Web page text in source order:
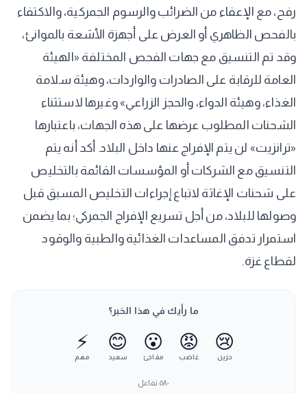
رفح، مع الإعفاء من الضرائب والرسوم الجمركية، والاكتفاء
بالفحص الظاهري أو العرض على أجهزة الأشعة بالموانئ،
وقد تم التنسيق مع جهات الفحص المختلفة «الهيئة
العامة للرقابة على الصادرات والواردات، وهيئة سلامة
الغذاء، وهيئة الدواء، والحجز الزراعي» وغيرها لاستثناء
الشحنات المطلوب عرضها على هذه الجهات، باعتبارها
«ترانزيت» لن يتم الإفراج عنها داخل البلاد. أكد أنه يتم
التنسيق مع الشركات أو المؤسسات القائمة بالتخليص
على شحنات الإغاثة لاتباع إجراءات التخليص المسبق قبل
وصولها للبلاد، من أجل تسريع الإفراج الجمركي؛ بما يضمن
استمرار تدفق المساعدات الغذائية والطبية والوقود
لقطاع غزة.
ما رأيك في هذا الخبر؟
😢
حزين
😡
غاضب
😮
مفاجئ
😊
سعيد
⚡
مهم
٥٨٠ تفاعل